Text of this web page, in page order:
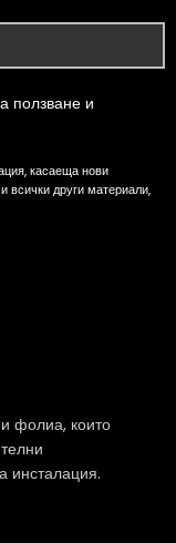
ползване и
касаеща нови
всички други материали,
фолиа, които
инсталация.